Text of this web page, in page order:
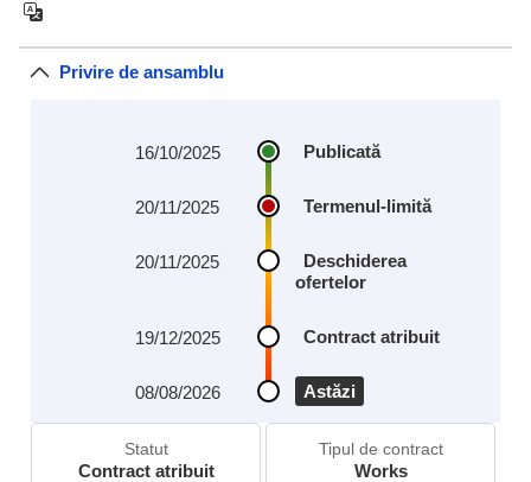
Privire de ansamblu
Publicată
16/10/2025
Termenul-limită
20/11/2025
Deschiderea
ofertelor
20/11/2025
Contract atribuit
19/12/2025
Astăzi
08/08/2026
Statut
Contract atribuit
Tipul de contract
Works